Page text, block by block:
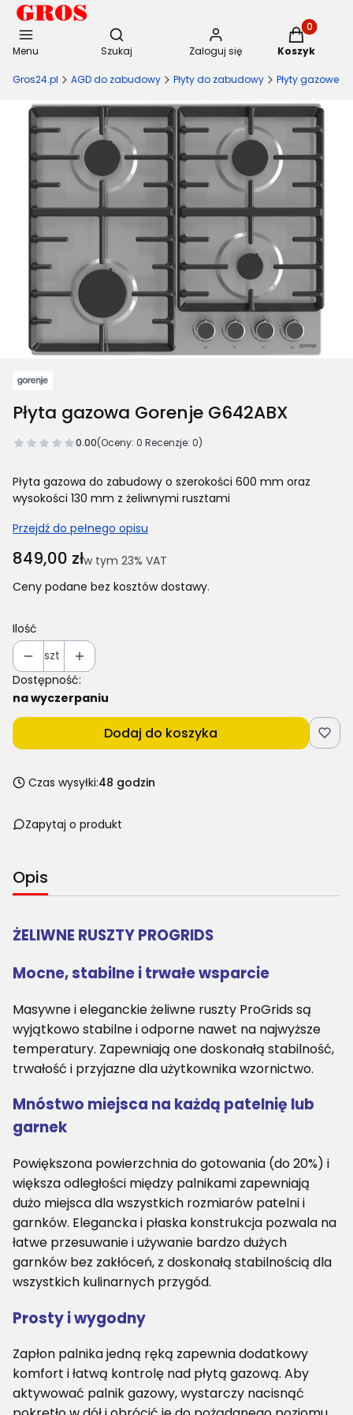
Menu
Otwórz wyszukiwarkę
Szukaj Zaloguj się
Produkty
Koszyk
Gros24.pl AGD do zabudowy Płyty do zabudowy Płyty gazowe
Płyta gazowa Gorenje G642ABX
0.00(Oceny: 0 Recenzje: 0)
Płyta gazowa do zabudowy o szerokości 600 mm oraz
wysokości 130 mm z żeliwnymi rusztami
Przejdź do pełnego opisu
Cena
849,00 złw tym 23% VAT
w tym 23% VAT
Ceny podane bez kosztów dostawy.
Ilość
szt
Dostępność:
na wyczerpaniu
Dodaj do koszyka
Czas wysyłki:48 godzin
Zapytaj o produkt
Opis
ŻELIWNE RUSZTY PROGRIDS
Mocne, stabilne i trwałe wsparcie
Masywne i eleganckie żeliwne ruszty ProGrids są
wyjątkowo stabilne i odporne nawet na najwyższe
temperatury. Zapewniają one doskonałą stabilność,
trwałość i przyjazne dla użytkownika wzornictwo.
Mnóstwo miejsca na każdą patelnię lub
garnek
Powiększona powierzchnia do gotowania (do 20%) i
większa odległości między palnikami zapewniają
dużo miejsca dla wszystkich rozmiarów patelni i
garnków. Elegancka i płaska konstrukcja pozwala na
łatwe przesuwanie i używanie bardzo dużych
garnków bez zakłóceń, z doskonałą stabilnością dla
wszystkich kulinarnych przygód.
Prosty i wygodny
Zapłon palnika jedną ręką zapewnia dodatkowy
komfort i łatwą kontrolę nad płytą gazową. Aby
aktywować palnik gazowy, wystarczy nacisnąć